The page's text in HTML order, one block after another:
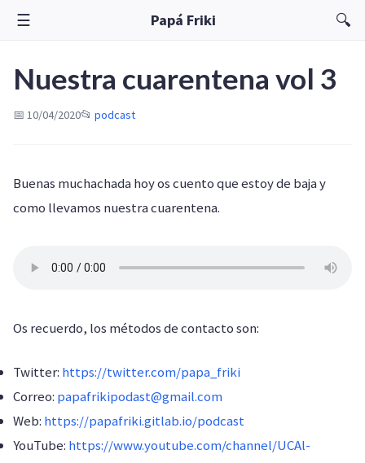
☰ Papá Friki 🔍
Nuestra cuarentena vol 3
📅 10/04/2020📂 podcast
Buenas muchachada hoy os cuento que estoy de baja y
como llevamos nuestra cuarentena.
Os recuerdo, los métodos de contacto son:
Twitter: https://twitter.com/papa_friki
Correo: papafrikipodast@gmail.com
Web: https://papafriki.gitlab.io/podcast
YouTube: https://www.youtube.com/channel/UCAl-